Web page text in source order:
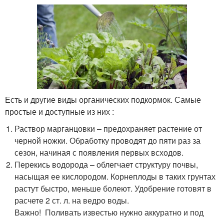
Есть и другие виды органических подкормок. Самые
простые и доступные из них :
Раствор марганцовки – предохраняет растение от
черной ножки. Обработку проводят до пяти раз за
сезон, начиная с появления первых всходов.
Перекись водорода – облегчает структуру почвы,
насыщая ее кислородом. Корнеплоды в таких грунтах
растут быстро, меньше болеют. Удобрение готовят в
расчете 2 ст. л. на ведро воды.
Важно! Поливать известью нужно аккуратно и под